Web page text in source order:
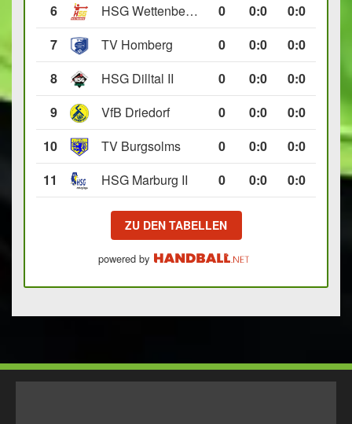
6
HSG Wettenberg III 0 0:0
0:0
7
TV Homberg 0 0:0
0:0
8
HSG Dilltal II 0 0:0
0:0
9
VfB Driedorf 0 0:0
0:0
10
TV Burgsolms 0 0:0
0:0
11
HSG Marburg II 0 0:0 0:0
ZU DEN TABELLEN
powered by